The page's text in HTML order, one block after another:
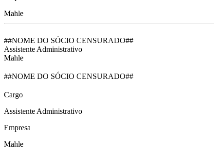
Mahle
##NOME DO SÓCIO CENSURADO##
Assistente Administrativo
Mahle
##NOME DO SÓCIO CENSURADO##
Cargo
Assistente Administrativo
Empresa
Mahle